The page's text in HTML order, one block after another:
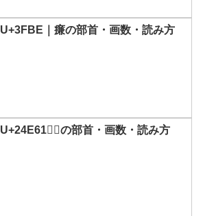
U+3FBE｜㾾の部首・画数・読み方
U+24E61｜𤹡の部首・画数・読み方